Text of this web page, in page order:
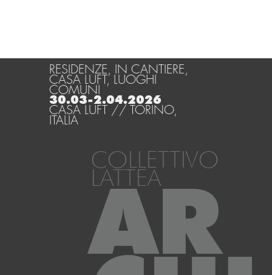
RESIDENZE, IN CANTIERE,
CASA LUFT, LUOGHI
COMUNI
30.03-2.04.2026
CASA LUFT // TORINO,
ITALIA
COLLETTIVO
LATTEA
AR